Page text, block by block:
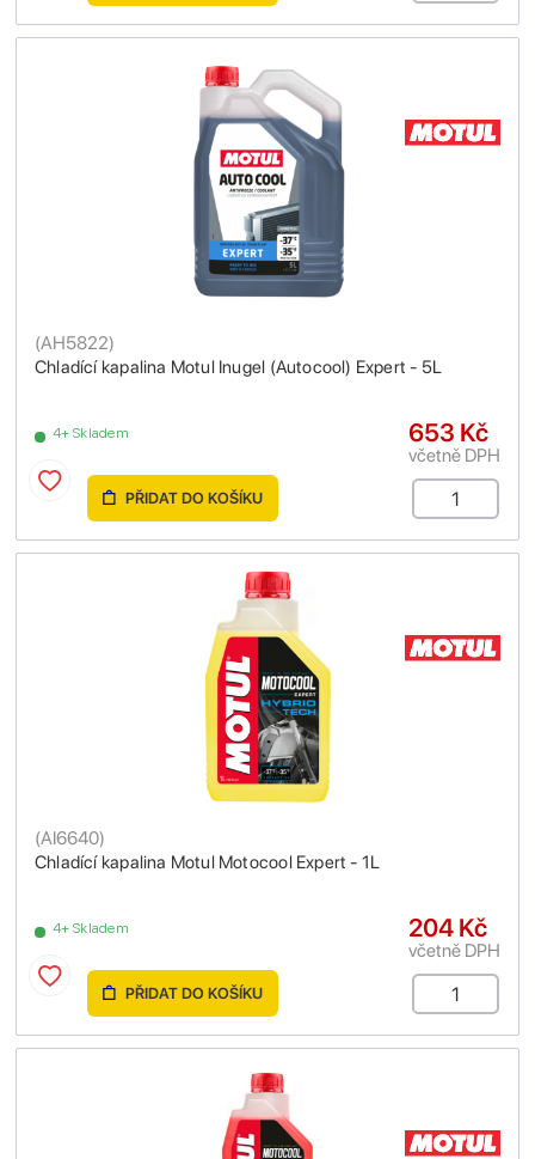
Chladící kapalina Motul Inugel (Autocool) Expert - 5L
(AH5822)
4+ Skladem 653 Kč
včetně DPH
PŘIDAT DO KOŠÍKU
Chladící kapalina Motul Motocool Expert - 1L
(AI6640)
4+ Skladem 204 Kč
včetně DPH
PŘIDAT DO KOŠÍKU